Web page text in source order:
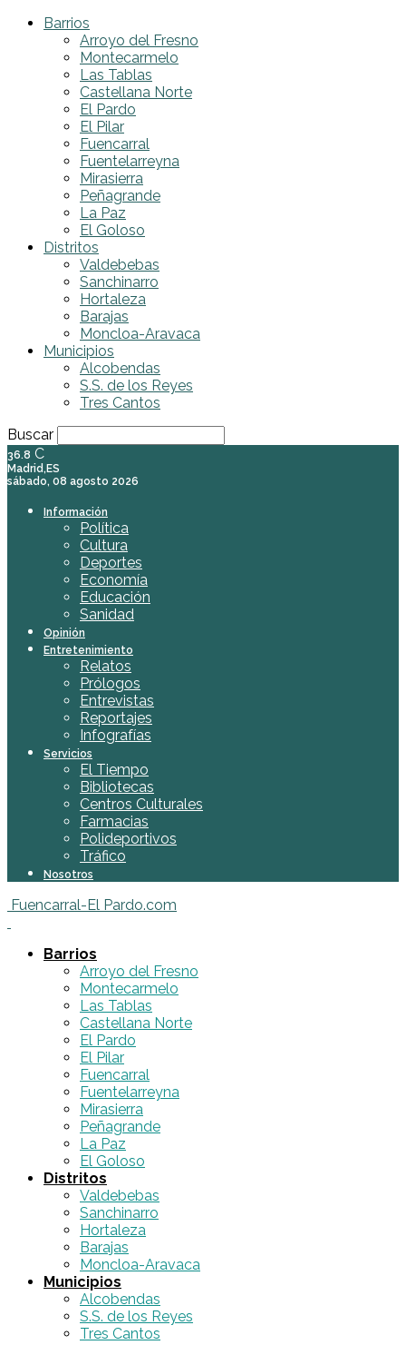
Barrios
Arroyo del Fresno
Montecarmelo
Las Tablas
Castellana Norte
El Pardo
El Pilar
Fuencarral
Fuentelarreyna
Mirasierra
Peñagrande
La Paz
El Goloso
Distritos
Valdebebas
Sanchinarro
Hortaleza
Barajas
Moncloa-Aravaca
Municipios
Alcobendas
S.S. de los Reyes
Tres Cantos
Buscar
36.8 C
Madrid,ES
sábado, 08 agosto 2026
Información
Política
Cultura
Deportes
Economía
Educación
Sanidad
Opinión
Entretenimiento
Relatos
Prólogos
Entrevistas
Reportajes
Infografías
Servicios
El Tiempo
Bibliotecas
Centros Culturales
Farmacias
Polideportivos
Tráfico
Nosotros
Fuencarral-El Pardo.com
Barrios
Arroyo del Fresno
Montecarmelo
Las Tablas
Castellana Norte
El Pardo
El Pilar
Fuencarral
Fuentelarreyna
Mirasierra
Peñagrande
La Paz
El Goloso
Distritos
Valdebebas
Sanchinarro
Hortaleza
Barajas
Moncloa-Aravaca
Municipios
Alcobendas
S.S. de los Reyes
Tres Cantos